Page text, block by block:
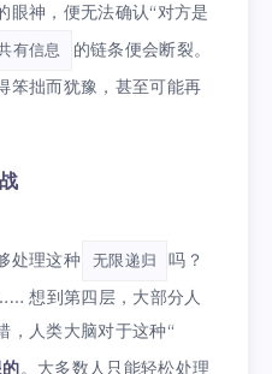
眼神，便无法确认“对方是
有信息
的链条便会断裂。
笨拙而犹豫，甚至可能再
处理这种 无限递归
吗？
想到第四层，大部分人
，人类大脑对于这种“
。大多数人只能轻松处理